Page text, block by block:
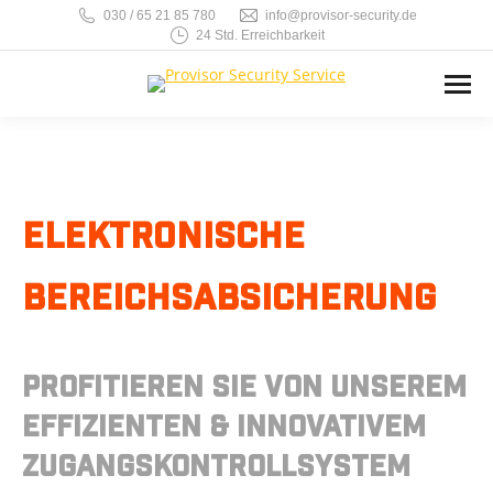
030 / 65 21 85 780
info@provisor-security.de
24 Std. Erreichbarkeit
Elektronische
Bereichsabsicherung
Profitieren Sie von unserem
effizienten & innovativem
Zugangskontrollsystem